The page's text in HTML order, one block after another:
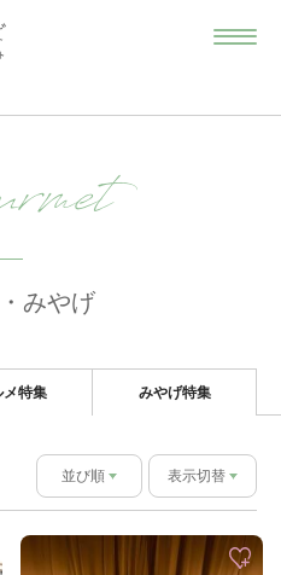
みやげ
メ特集 みやげ特集
並び順 表示切替